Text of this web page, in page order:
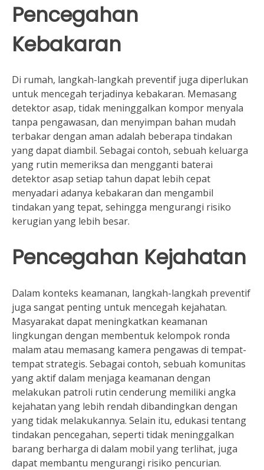
Pencegahan
Kebakaran
Di rumah, langkah-langkah preventif juga diperlukan
untuk mencegah terjadinya kebakaran. Memasang
detektor asap, tidak meninggalkan kompor menyala
tanpa pengawasan, dan menyimpan bahan mudah
terbakar dengan aman adalah beberapa tindakan
yang dapat diambil. Sebagai contoh, sebuah keluarga
yang rutin memeriksa dan mengganti baterai
detektor asap setiap tahun dapat lebih cepat
menyadari adanya kebakaran dan mengambil
tindakan yang tepat, sehingga mengurangi risiko
kerugian yang lebih besar.
Pencegahan Kejahatan
Dalam konteks keamanan, langkah-langkah preventif
juga sangat penting untuk mencegah kejahatan.
Masyarakat dapat meningkatkan keamanan
lingkungan dengan membentuk kelompok ronda
malam atau memasang kamera pengawas di tempat-
tempat strategis. Sebagai contoh, sebuah komunitas
yang aktif dalam menjaga keamanan dengan
melakukan patroli rutin cenderung memiliki angka
kejahatan yang lebih rendah dibandingkan dengan
yang tidak melakukannya. Selain itu, edukasi tentang
tindakan pencegahan, seperti tidak meninggalkan
barang berharga di dalam mobil yang terlihat, juga
dapat membantu mengurangi risiko pencurian.